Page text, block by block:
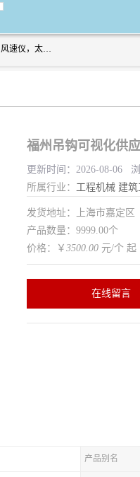
上海宇叶电子科技有限公司是吊钩视频监控、升降机监控、卸料平台监控、塔吊防碰撞、黑匣子防碰撞、风速仪，太阳能障碍灯安全提示灯等一系列升降机的常用配件产品专业研发生产加工的公司，拥有完整、科学的质量管理体系。
福州吊钩可视化供
更新时间：2026-08-06
所属行业： 工程机械 建
发货地址：上海市嘉定区
产品数量：9999.00个
价格：￥ 3500.00 元/个 起
在线留言
产品别名